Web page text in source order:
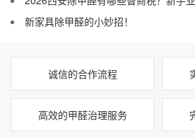
新家具除甲醛的小妙招！
诚信的合作流程
高效的甲醛治理服务